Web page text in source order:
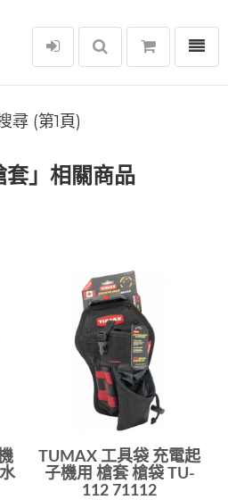
選單
尋 (第1頁)
套」相關商品
TUMAX 工具袋 充電起
子機用 槍套 槍袋 TU-
112 71112